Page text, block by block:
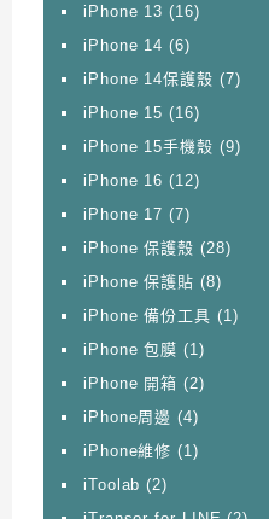
iPhone 13 (16)
iPhone 14 (6)
iPhone 14保護殼 (7)
iPhone 15 (16)
iPhone 15手機殼 (9)
iPhone 16 (12)
iPhone 17 (7)
iPhone 保護殼 (28)
iPhone 保護貼 (8)
iPhone 備份工具 (1)
iPhone 包膜 (1)
iPhone 開箱 (2)
iPhone周邊 (4)
iPhone維修 (1)
iToolab (2)